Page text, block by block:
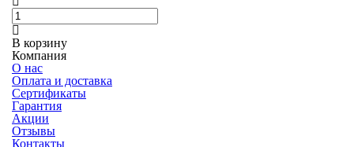
В корзину
Компания
О нас
Оплата и доставка
Сертификаты
Гарантия
Акции
Отзывы
Контакты